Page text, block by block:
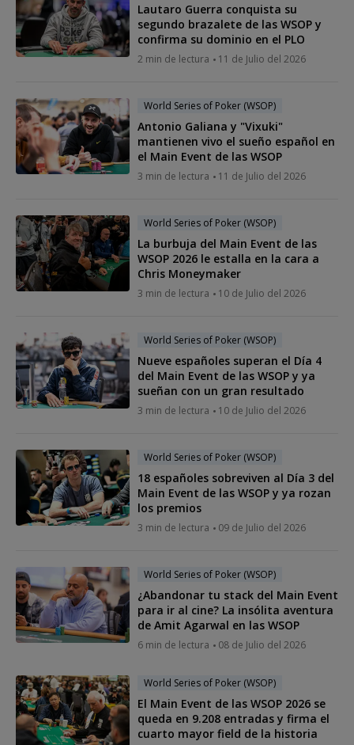
Lautaro Guerra conquista su
segundo brazalete de las WSOP y
confirma su dominio en el PLO
2 min de lectura 11 de Julio del 2026
World Series of Poker (WSOP)
Antonio Galiana y "Vixuki"
mantienen vivo el sueño español en
el Main Event de las WSOP
3 min de lectura 11 de Julio del 2026
World Series of Poker (WSOP)
La burbuja del Main Event de las
WSOP 2026 le estalla en la cara a
Chris Moneymaker
3 min de lectura 10 de Julio del 2026
World Series of Poker (WSOP)
Nueve españoles superan el Día 4
del Main Event de las WSOP y ya
sueñan con un gran resultado
3 min de lectura 10 de Julio del 2026
World Series of Poker (WSOP)
18 españoles sobreviven al Día 3 del
Main Event de las WSOP y ya rozan
los premios
3 min de lectura 09 de Julio del 2026
World Series of Poker (WSOP)
¿Abandonar tu stack del Main Event
para ir al cine? La insólita aventura
de Amit Agarwal en las WSOP
6 min de lectura 08 de Julio del 2026
World Series of Poker (WSOP)
El Main Event de las WSOP 2026 se
queda en 9.208 entradas y firma el
cuarto mayor field de la historia